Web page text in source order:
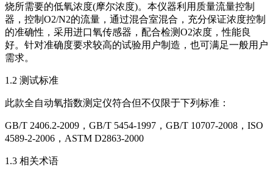
烧所需要的低氧浓度(摩尔浓度)。本仪器利用质量流量控制
器，控制O2/N2的流量，通过混合室混合，充分保证浓度控制
的准确性，采用进口氧传感器，配合检测O2浓度，性能良
好。针对准确度要求较高的试验用户制造，也可满足一般用户
需求。
1.2 测试标准
此款全自动氧指数测定仪符合但不仅限于下列标准：
GB/T 2406.2-2009，GB/T 5454-1997，GB/T 10707-2008，ISO
4589-2-2006，ASTM D2863-2000
1.3 相关术语